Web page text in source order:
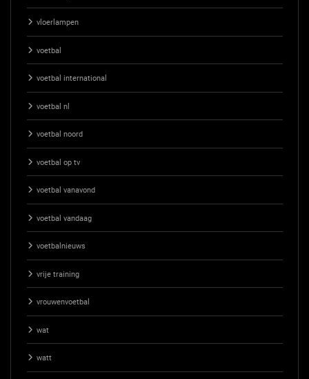
vloerlampen
voetbal
voetbal international
voetbal nl
voetbal noord
voetbal op tv
voetbal vanavond
voetbal vandaag
voetbalnieuws
vrije training
vrouwenvoetbal
wat
watt